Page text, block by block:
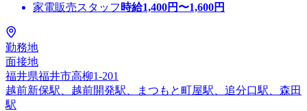
家電販売スタッフ 時給1,400円〜1,600円
勤務地
面接地
福井県福井市高柳1-201
越前新保駅、越前開発駅、まつもと町屋駅、追分口駅、森田
駅